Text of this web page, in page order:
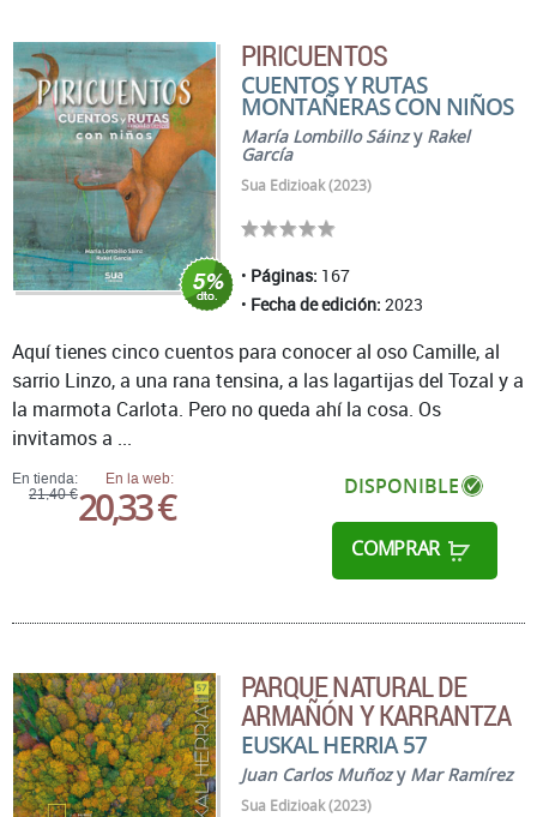
PIRICUENTOS
CUENTOS Y RUTAS
MONTAÑERAS CON NIÑOS
María Lombillo Sáinzy Rakel
García
Sua Edizioak (2023)
Páginas: 167
Fecha de edición: 2023
En tienda:
21,40 €
En la web:
20,33 € DISPONIBLE
COMPRAR
Aquí tienes cinco cuentos para conocer al oso Camille, al
sarrio Linzo, a una rana tensina, a las lagartijas del Tozal y a
la marmota Carlota. Pero no queda ahí la cosa. Os
invitamos a ...
PARQUE NATURAL DE
ARMAÑÓN Y KARRANTZA
EUSKAL HERRIA 57
Juan Carlos Muñozy Mar Ramírez
Sua Edizioak (2023)